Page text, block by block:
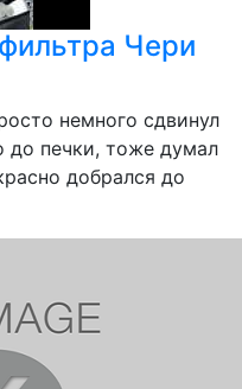
Чери
немного сдвинул
до печки, тоже думал
добрался до